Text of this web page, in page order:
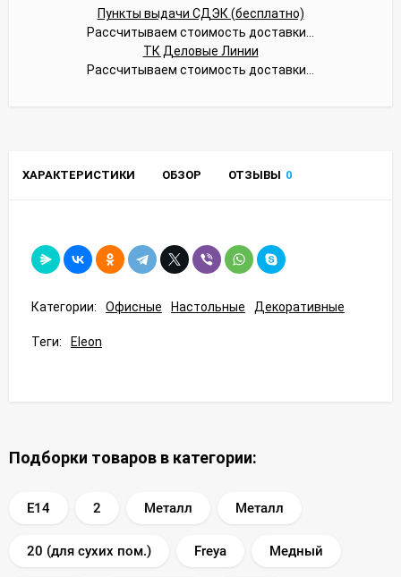
Пункты выдачи СДЭК (бесплатно)
Рассчитываем стоимость доставки...
ТК Деловые Линии
Рассчитываем стоимость доставки...
ХАРАКТЕРИСТИКИ ОБЗОР ОТЗЫВЫ 0
Категории: Офисные Настольные Декоративные
Теги: Eleon
Подборки товаров в категории:
E14 2 Металл Металл
20 (для сухих пом.) Freya Медный